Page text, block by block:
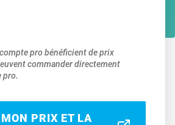
pro bénéficient de prix
commander directement
pro.
PRIX ET LA